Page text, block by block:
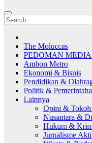
The Moluccas
PEDOMAN MEDIA
Ambon Metro
Ekonomi & Bisnis
Pendidikan &
Politik &
Lainnya
Opini &
Nusantara &
Hukum &
Jurnalisme